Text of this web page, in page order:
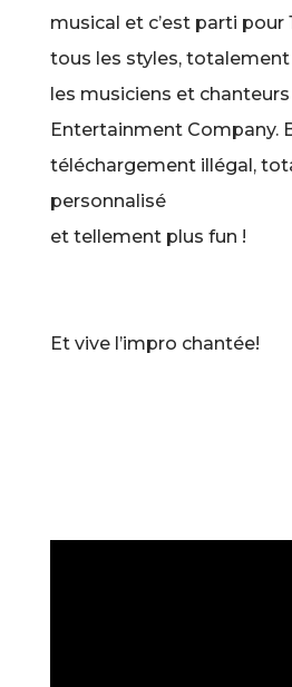
musical et c’est parti pour
tous les styles,
les musiciens et
Entertainment Company.
téléchargement illégal,
personnalisé
et tellement plus fun !
Et vive l’impro chantée!